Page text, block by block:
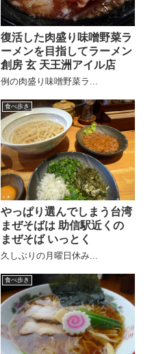
復活した肉盛り味噌野菜ラ
ーメンを目指してラーメン
創房 玄 天王洲アイル店
例の肉盛り味噌野菜ラ...
食べ歩き
やっぱり選んでしまう台湾
まぜそばは 助信駅近くの
まぜそば いっとく
久しぶりの月曜日休み...
食べ歩き